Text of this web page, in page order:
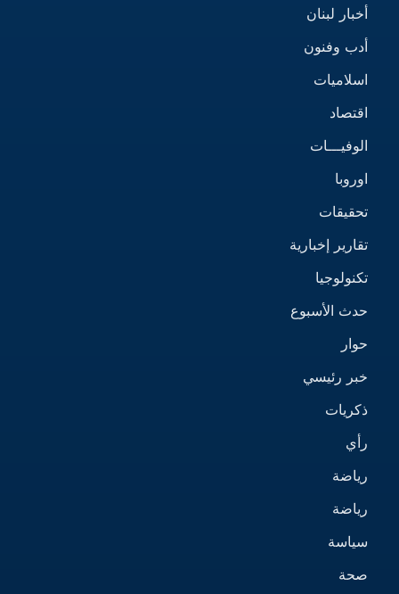
أخبار لبنان
أدب وفنون
اسلاميات
اقتصاد
الوفيـــات
اوروبا
تحقيقات
تقارير إخبارية
تكنولوجيا
حدث الأسبوع
حوار
خبر رئيسي
ذكريات
رأي
رياضة
رياضة
سياسة
صحة